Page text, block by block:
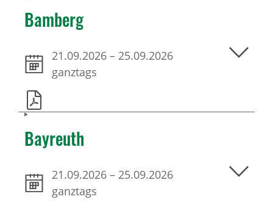
Bamberg
21.09.2026 – 25.09.2026
ganztags
Bayreuth
21.09.2026 – 25.09.2026
ganztags